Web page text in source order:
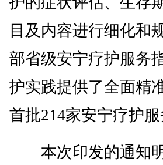
目及内容进行细化和
部省级安宁疗护服务
护实践提供了全面精
首批214家安宁疗护
本次印发的通知明